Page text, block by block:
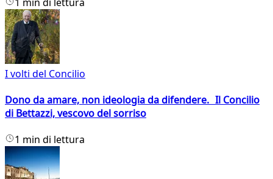
I volti del Concilio
Dono da amare, non ideologia da difendere. Il Concilio
di Bettazzi, vescovo del sorriso
1 min di lettura